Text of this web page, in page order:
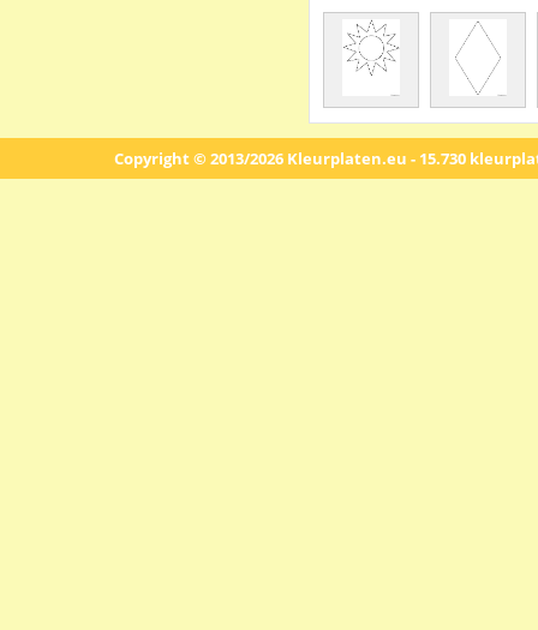
Copyright © 2013/2026 Kleurplaten.eu - 15.730